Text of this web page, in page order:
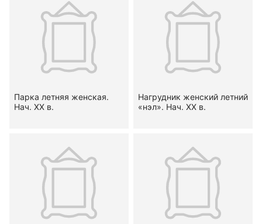
Парка летняя женская.
Нач. ХХ в.
Нагрудник женский летний
«нэл». Нач. ХХ в.